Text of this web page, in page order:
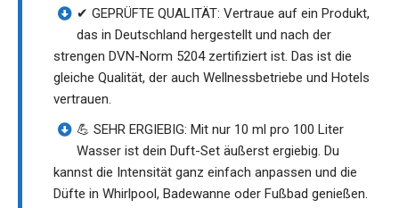
✔ GEPRÜFTE QUALITÄT: Vertraue auf ein Produkt,
das in Deutschland hergestellt und nach der
strengen DVN-Norm 5204 zertifiziert ist. Das ist die
gleiche Qualität, der auch Wellnessbetriebe und Hotels
vertrauen.
💪 SEHR ERGIEBIG: Mit nur 10 ml pro 100 Liter
Wasser ist dein Duft-Set äußerst ergiebig. Du
kannst die Intensität ganz einfach anpassen und die
Düfte in Whirlpool, Badewanne oder Fußbad genießen.